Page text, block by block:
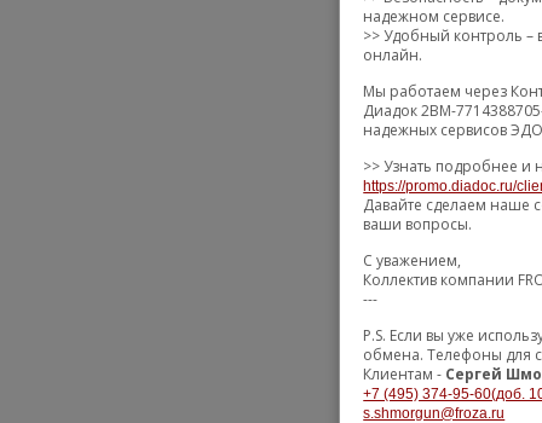
надежном сервисе.
>> Удобный контроль –
онлайн.
Мы работаем через
Диадок 2BM-
надежных сервисов
>> Узнать подробнее и
https://promo.diadoc.ru/
Давайте сделаем наше
ваши вопросы.
С уважением,
Коллектив компании
---
P.S. Если вы уже
обмена. Телефоны для
Клиентам - Сергей
+7 (495) 374-95-60(доб.
s.shmorgun@froza.ru